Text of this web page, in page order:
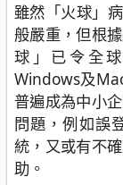
雖然「火球」
般嚴重，但根
球」已令全
Windows及
普遍成為中小
問題，例如誤
統，又或有不
助。